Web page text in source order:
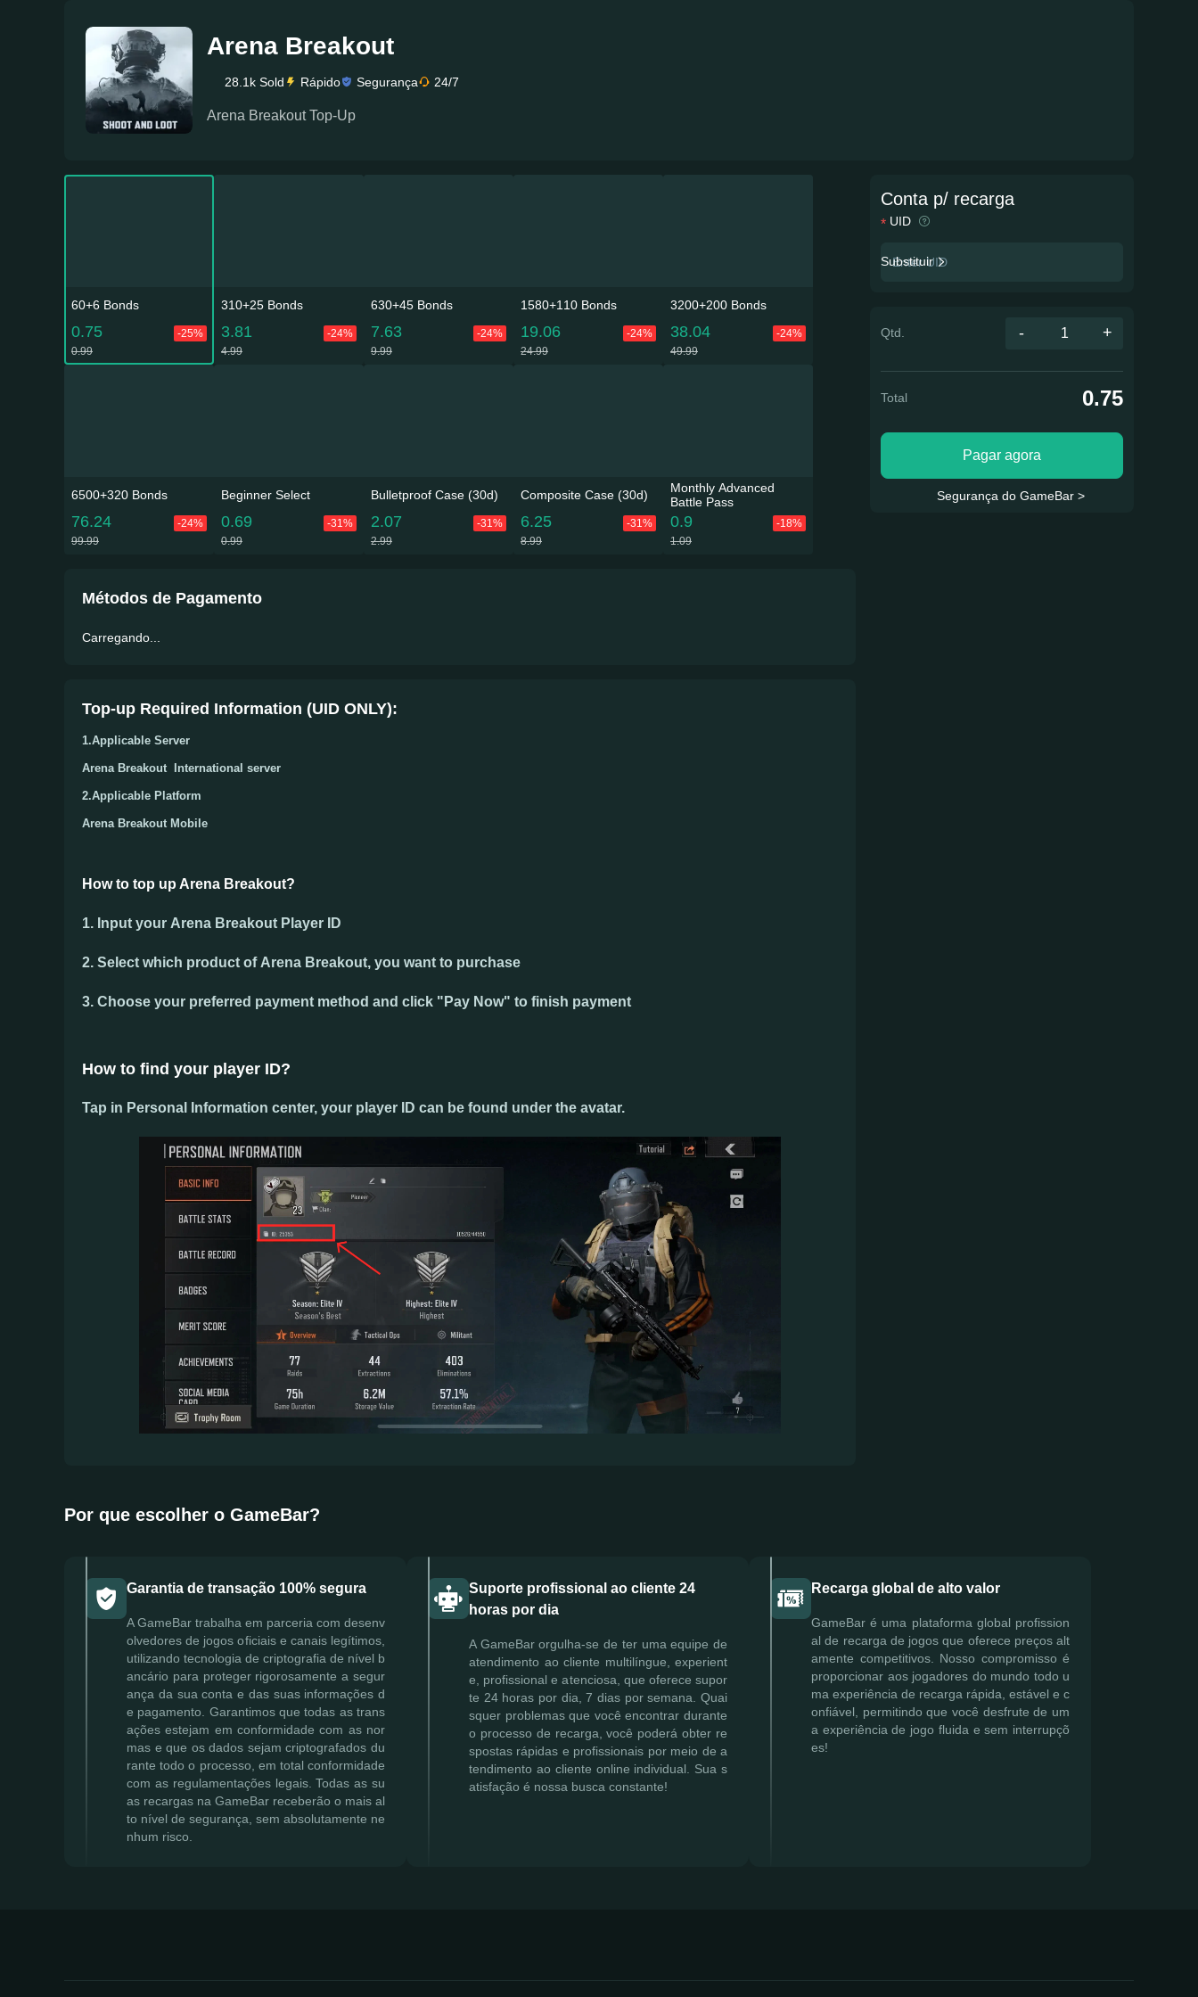
Arena Breakout
28.1k Sold Rápido Segurança 24/7
Arena Breakout Top-Up
60+6 Bonds
0.75
-25%
0.99
310+25 Bonds
3.81
-24%
4.99
630+45 Bonds
7.63
-24%
9.99
1580+110 Bonds
19.06
-24%
24.99
3200+200 Bonds
38.04
-24%
49.99
6500+320 Bonds
76.24
-24%
99.99
Beginner Select
0.69
-31%
0.99
Bulletproof Case (30d)
2.07
-31%
2.99
Composite Case (30d)
6.25
-31%
8.99
Monthly Advanced
Battle Pass
0.9
-18%
1.09
Métodos de Pagamento
Carregando...
Conta p/ recarga
UID
Substituir
Qtd. - +
Total 0.75
Pagar agora
Segurança do GameBar >
Top-up Required Information (UID ONLY):
1.Applicable Server
Arena Breakout International server
2.Applicable Platform
Arena Breakout Mobile
How to top up Arena Breakout?
1. Input your Arena Breakout Player ID
2. Select which product of Arena Breakout, you want to purchase
3. Choose your preferred payment method and click " Pay Now" to finish payment
How to find your player ID?
Tap in Personal Information center, your player ID can be found under the avatar.
Por que escolher o GameBar?
Garantia de transação 100% segura
A GameBar trabalha em parceria com desenv
olvedores de jogos oficiais e canais legítimos,
utilizando tecnologia de criptografia de nível b
ancário para proteger rigorosamente a segur
ança da sua conta e das suas informações d
e pagamento. Garantimos que todas as trans
ações estejam em conformidade com as nor
mas e que os dados sejam criptografados du
rante todo o processo, em total conformidade
com as regulamentações legais. Todas as su
as recargas na GameBar receberão o mais al
to nível de segurança, sem absolutamente ne
nhum risco.
Suporte profissional ao cliente 24
horas por dia
A GameBar orgulha-se de ter uma equipe de
atendimento ao cliente multilíngue, experient
e, profissional e atenciosa, que oferece supor
te 24 horas por dia, 7 dias por semana. Quai
squer problemas que você encontrar durante
o processo de recarga, você poderá obter re
spostas rápidas e profissionais por meio de a
tendimento ao cliente online individual. Sua s
atisfação é nossa busca constante!
Recarga global de alto valor
GameBar é uma plataforma global profission
al de recarga de jogos que oferece preços alt
amente competitivos. Nosso compromisso é
proporcionar aos jogadores do mundo todo u
ma experiência de recarga rápida, estável e c
onfiável, permitindo que você desfrute de um
a experiência de jogo fluida e sem interrupçõ
es!